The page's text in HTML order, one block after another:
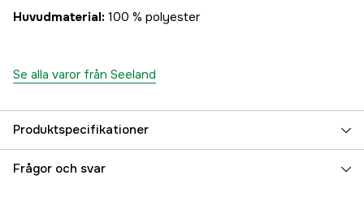
Huvudmaterial: 100 % polyester
Se alla varor från Seeland
Produktspecifikationer
Color Dark Brown
Frågor och svar